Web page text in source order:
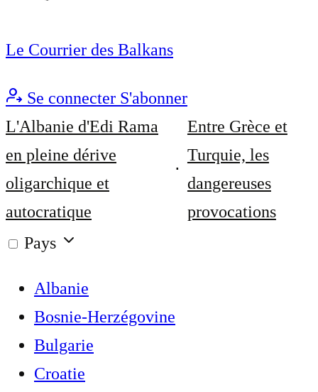
Le Courrier des Balkans
Se connecter S'abonner
L'Albanie d'Edi Rama
en pleine dérive
oligarchique et
autocratique
Entre Grèce et
Turquie, les
dangereuses
provocations
Pays
Albanie
Bosnie-Herzégovine
Bulgarie
Croatie